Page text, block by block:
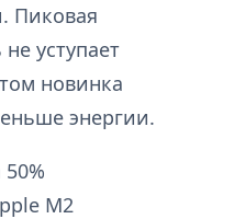
Пиковая
уступает
новинка
энергии.
M2